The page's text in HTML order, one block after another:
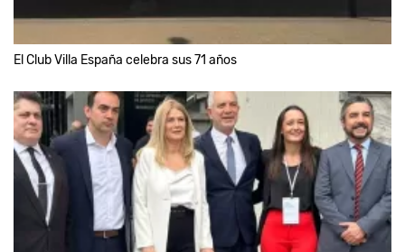
El Club Villa España celebra sus 71 años